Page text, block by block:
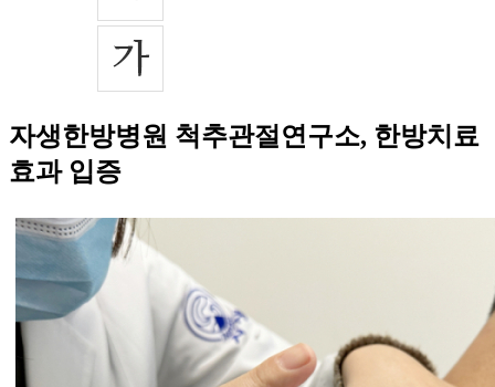
자생한방병원 척추관절연구소, 한방치료
효과 입증